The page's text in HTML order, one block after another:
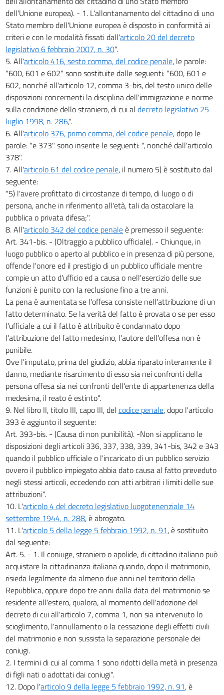
dell'Unione europea). - 1. L'allontanamento del cittadino di uno
Stato membro dell'Unione europea è disposto in conformità ai
criteri e con le modalità fissati dall'articolo 20 del decreto
legislativo 6 febbraio 2007, n. 30".
5. All'articolo 416, sesto comma, del codice penale, le parole:
"600, 601 e 602" sono sostituite dalle seguenti: "600, 601 e
602, nonché all'articolo 12, comma 3-bis, del testo unico delle
disposizioni concernenti la disciplina dell'immigrazione e norme
sulla condizione dello straniero, di cui al decreto legislativo 25
luglio 1998, n. 286,".
6. All'articolo 376, primo comma, del codice penale, dopo le
parole: "e 373" sono inserite le seguenti: ", nonché dall'articolo
378".
7. All'articolo 61 del codice penale, il numero 5) è sostituito dal
seguente:
"5) l'avere profittato di circostanze di tempo, di luogo o di
persona, anche in riferimento all'età, tali da ostacolare la
pubblica o privata difesa;".
8. All'articolo 342 del codice penaleè premesso il seguente:
Art. 341-bis. - (Oltraggio a pubblico ufficiale). - Chiunque, in
luogo pubblico o aperto al pubblico e in presenza di più persone,
offende l'onore ed il prestigio di un pubblico ufficiale mentre
compie un atto d'ufficio ed a causa o nell'esercizio delle sue
funzioni è punito con la reclusione fino a tre anni.
La pena è aumentata se l'offesa consiste nell'attribuzione di un
fatto determinato. Se la verità del fatto è provata o se per esso
l'ufficiale a cui il fatto è attribuito è condannato dopo
l'attribuzione del fatto medesimo, l'autore dell'offesa non è
punibile.
Ove l'imputato, prima del giudizio, abbia riparato interamente il
danno, mediante risarcimento di esso sia nei confronti della
persona offesa sia nei confronti dell'ente di appartenenza della
medesima, il reato è estinto".
9. Nel libro II, titolo III, capo III, del codice penale, dopo l'articolo
393 è aggiunto il seguente:
Art. 393-bis. - (Causa di non punibilità). -Non si applicano le
disposizioni degli articoli 336, 337, 338, 339, 341-bis, 342 e 343
quando il pubblico ufficiale o l'incaricato di un pubblico servizio
ovvero il pubblico impiegato abbia dato causa al fatto preveduto
negli stessi articoli, eccedendo con atti arbitrari i limiti delle sue
attribuzioni".
10. L'articolo 4 del decreto legislativo luogotenenziale 14
settembre 1944, n. 288, è abrogato.
11. L'articolo 5 della legge 5 febbraio 1992, n. 91, è sostituito
dal seguente:
Art. 5. - 1. Il coniuge, straniero o apolide, di cittadino italiano può
acquistare la cittadinanza italiana quando, dopo il matrimonio,
risieda legalmente da almeno due anni nel territorio della
Repubblica, oppure dopo tre anni dalla data del matrimonio se
residente all'estero, qualora, al momento dell'adozione del
decreto di cui all'articolo 7, comma 1, non sia intervenuto lo
scioglimento, l'annullamento o la cessazione degli effetti civili
del matrimonio e non sussista la separazione personale dei
coniugi.
2. I termini di cui al comma 1 sono ridotti della metà in presenza
di figli nati o adottati dai coniugi".
12. Dopo l'articolo 9 della legge 5 febbraio 1992, n. 91, è